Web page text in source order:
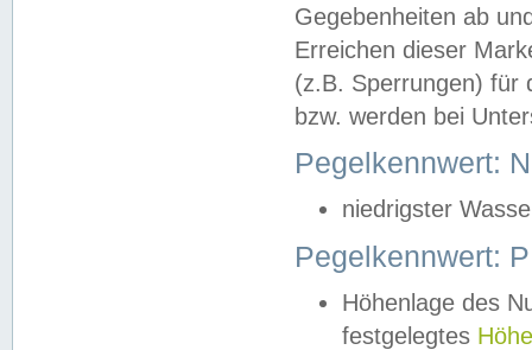
Gegebenheiten ab
Erreichen dieser
(z.B. Sperrungen) für
bzw. werden bei
Pegelkennwert:
niedrigster
Pegelkennwert:
Höhenlage des
festgelegtes